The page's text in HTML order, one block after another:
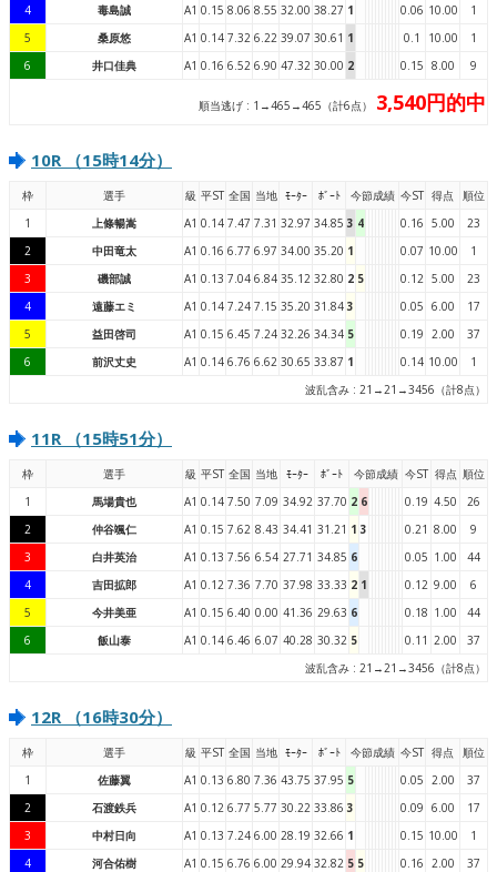
4
毒島誠 A1 0.15 8.06 8.55 32.00 38.27 1 0.06 10.00
1
5
桑原悠 A1 0.14 7.32 6.22 39.07 30.61 1 0.1 10.00
1
6
井口佳典 A1 0.16 6.52 6.90 47.32 30.00 2 0.15 8.00 9
順当逃げ : 1→465→465（計6点） 3,540円的中
10R （15時14分）
枠 選手 級 平ST 全国 当地 ﾓｰﾀｰ ﾎﾞｰﾄ 今節成績 今ST 得点
順位
1
上條暢嵩 A1 0.14 7.47 7.31 32.97 34.85 3 4 0.16 5.00
23
2
中田竜太 A1 0.16 6.77 6.97 34.00 35.20 1 0.07 10.00
1
3
磯部誠 A1 0.13 7.04 6.84 35.12 32.80 2 5 0.12 5.00
23
4
遠藤エミ A1 0.14 7.24 7.15 35.20 31.84 3 0.05 6.00
17
5
益田啓司 A1 0.15 6.45 7.24 32.26 34.34 5 0.19 2.00
37
6
前沢丈史 A1 0.14 6.76 6.62 30.65 33.87 1 0.14 10.00
1
波乱含み : 21→21→3456（計8点）
11R （15時51分）
枠 選手 級 平ST 全国 当地 ﾓｰﾀｰ ﾎﾞｰﾄ 今節成績 今ST 得点 順位
1
馬場貴也 A1 0.14 7.50 7.09 34.92 37.70 2 6 0.19 4.50
26
2
仲谷颯仁 A1 0.15 7.62 8.43 34.41 31.21 1 3 0.21 8.00
9
3
白井英治 A1 0.13 7.56 6.54 27.71 34.85 6 0.05 1.00
44
4
吉田拡郎 A1 0.12 7.36 7.70 37.98 33.33 2 1 0.12 9.00
6
5
今井美亜 A1 0.15 6.40 0.00 41.36 29.63 6 0.18 1.00
44
6
飯山泰 A1 0.14 6.46 6.07 40.28 30.32 5 0.11 2.00
37
波乱含み : 21→21→3456（計8点）
12R （16時30分）
枠 選手 級 平ST 全国 当地 ﾓｰﾀｰ ﾎﾞｰﾄ 今節成績 今ST 得点
順位
1
佐藤翼 A1 0.13 6.80 7.36 43.75 37.95 5 0.05 2.00
37
2
石渡鉄兵 A1 0.12 6.77 5.77 30.22 33.86 3 0.09 6.00
17
3
中村日向 A1 0.13 7.24 6.00 28.19 32.66 1 0.15 10.00
1
4
河合佑樹 A1 0.15 6.76 6.00 29.94 32.82 5 5 0.16 2.00
37